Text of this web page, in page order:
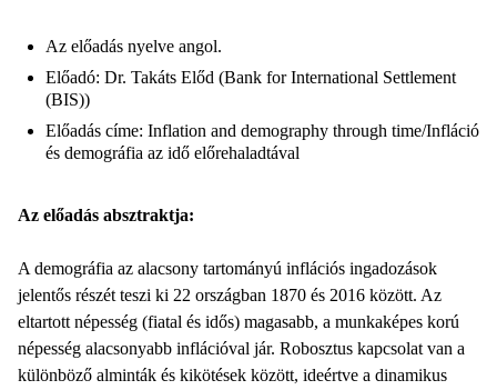
Az előadás nyelve angol.
Előadó: Dr. Takáts Előd (Bank for International Settlement
(BIS))
Előadás címe: Inflation and demography through time/Infláció
és demográfia az idő előrehaladtával
Az előadás absztraktja:
A demográfia az alacsony tartományú inflációs ingadozások
jelentős részét teszi ki 22 országban 1870 és 2016 között. Az
eltartott népesség (fiatal és idős) magasabb, a munkaképes korú
népesség alacsonyabb inflációval jár. Robosztus kapcsolat van a
különböző alminták és kikötések között, ideértve a dinamikus